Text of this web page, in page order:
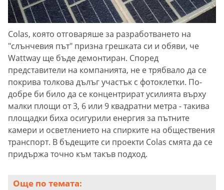
Colas, която отговаряше за разработването на
"слънчевия път" призна грешката си и обяви, че
Wattway ще бъде демонтиран. Според
представители на компанията, не е трябвало да се
покрива толкова дълъг участък с фотоклетки. По-
добре би било да се концентрират усилията върху
малки площи от 3, 6 или 9 квадратни метра - такива
площадки биха осигурили енергия за пътните
камери и осветлението на спирките на обществения
транспорт. В бъдещите си проекти Colas смята да се
придържа точно към такъв подход.
Още по темата: